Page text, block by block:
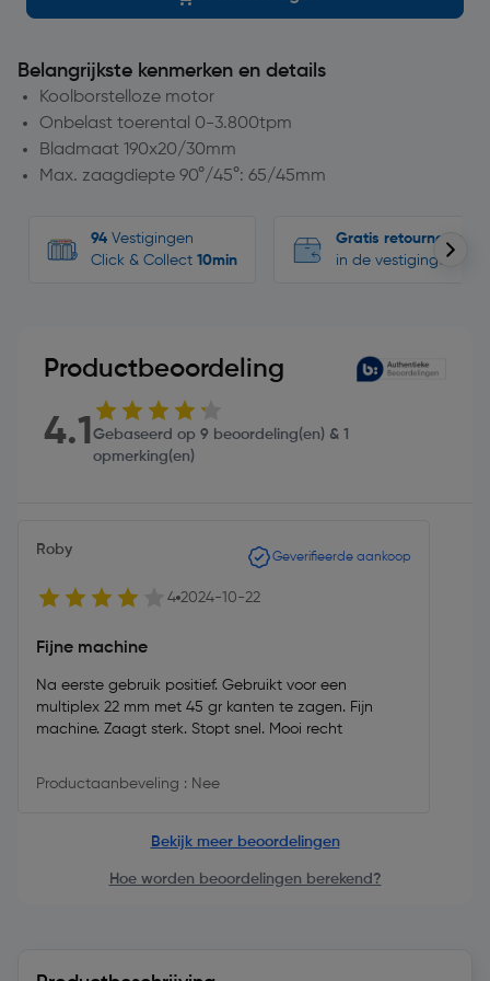
Belangrijkste kenmerken en details
Koolborstelloze motor
Onbelast toerental 0-3.800tpm
Bladmaat 190x20/30mm
Max. zaagdiepte 90°/45°: 65/45mm
94 Vestigingen
Click & Collect 10min
Gratis retourneren
in de vestigingen
Productbeoordeling
4.1 Gebaseerd op 9 beoordeling(en) & 1
opmerking(en)
Roby Geverifieerde aankoop
4 2024-10-22
Fijne machine
Na eerste gebruik positief. Gebruikt voor een
multiplex 22 mm met 45 gr kanten te zagen. Fijn
machine. Zaagt sterk. Stopt snel. Mooi recht
Productaanbeveling : Nee
Bekijk meer beoordelingen
Hoe worden beoordelingen berekend?